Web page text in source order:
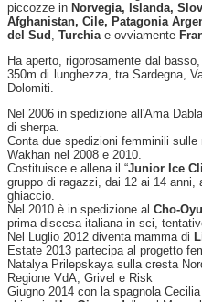
piccozze in Norvegia, Islanda,
Afghanistan, Cile, Patagonia
del Sud
Turchia e ovviamente
Ha aperto, rigorosamente dal
350m di lunghezza, tra Sardegna,
Dolomiti.
Nel 2006 in spedizione all'Ama
di sherpa.
Conta due spedizioni femminili sulle
Wakhan nel 2008 e 2010.
Costituisce e allena il “Junior Ice
gruppo di ragazzi, dai 12 ai 14
ghiaccio.
Nel 2010 è in spedizione al Cho-Oyu
prima discesa italiana in sci,
Nel Luglio 2012 diventa mamma di
Estate 2013 partecipa al progetto
Natalya Prilepskaya sulla cresta
Regione VdA, Grivel e Risk
Giugno 2014 con la spagnola